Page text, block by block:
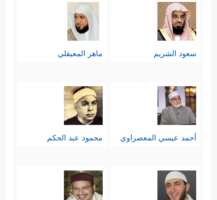
سعود الشريم ماهر المعيقلي
أحمد عيسي المعصراوي محمود عبد الحكم